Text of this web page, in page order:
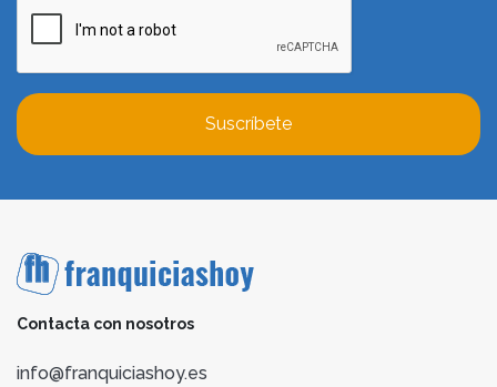
Suscríbete
Contacta con nosotros
info@franquiciashoy.es